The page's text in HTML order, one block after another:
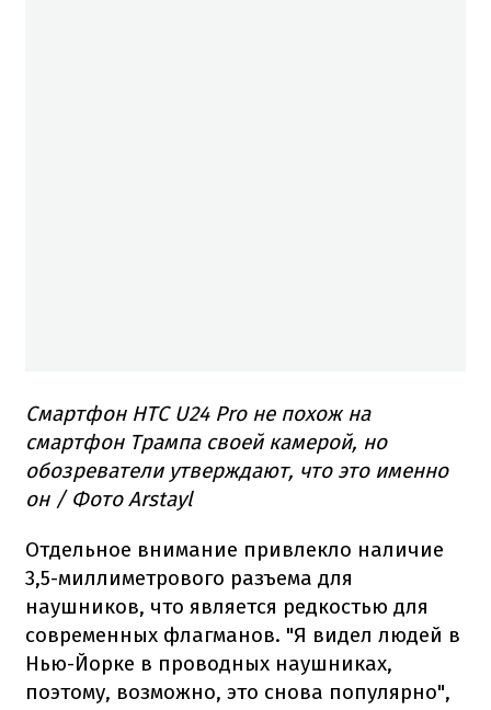
Смартфон HTC U24 Pro не похож на
смартфон Трампа своей камерой, но
обозреватели утверждают, что это именно
он / Фото Arstayl
Отдельное внимание привлекло наличие
3,5-миллиметрового разъема для
наушников, что является редкостью для
современных флагманов. "Я видел людей в
Нью-Йорке в проводных наушниках,
поэтому, возможно, это снова популярно",